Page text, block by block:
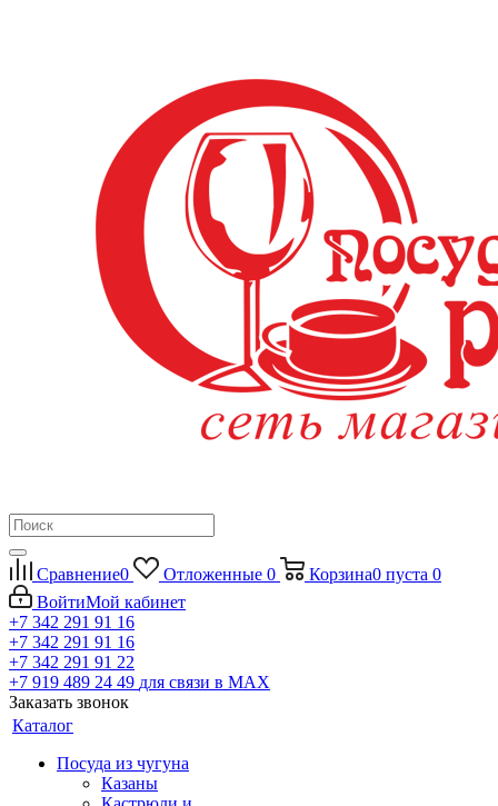
Сравнение0 Отложенные 0 Корзина0 пуста 0
ВойтиМой кабинет
+7 342 291 91 16
+7 342 291 91 16
+7 342 291 91 22
+7 919 489 24 49 для связи в МАХ
Заказать звонок
Каталог
Посуда из чугуна
Казаны